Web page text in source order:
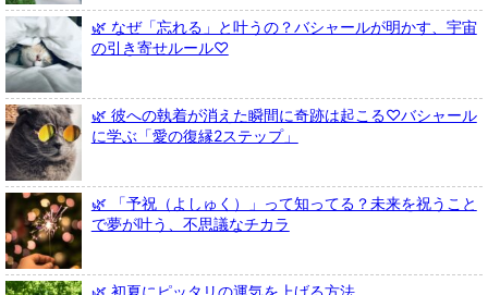
🌿 なぜ「忘れる」と叶うの？バシャールが明かす、宇宙
の引き寄せルール♡
🌿 彼への執着が消えた瞬間に奇跡は起こる♡バシャール
に学ぶ「愛の復縁2ステップ」
🌿 「予祝（よしゅく）」って知ってる？未来を祝うこと
で夢が叶う、不思議なチカラ